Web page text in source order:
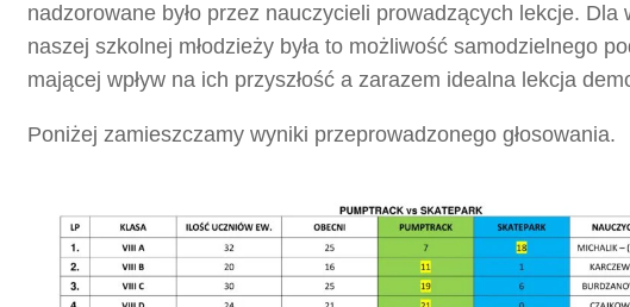
nadzorowane było przez nauczycieli prowadzących lekcje. Dla
naszej szkolnej młodzieży była to możliwość samodzielnego
mającej wpływ na ich przyszłość a zarazem idealna lekcja
Poniżej zamieszczamy wyniki przeprowadzonego głosowania.